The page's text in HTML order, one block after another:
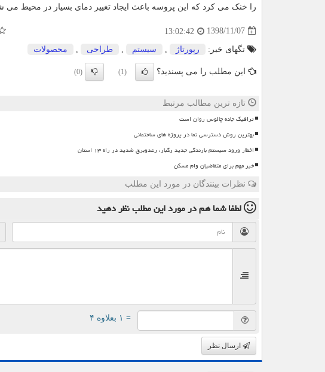
را خنک می کرد که این پروسه باعث ایجاد تغییر دمای بسیار در محیط می
1398/11/07
13:02:42
تگهای خبر: رپورتاژ سیستم طراحی محصولات
این مطلب را می پسندید؟ (1)
(0)
تازه ترین مطالب مرتبط
ترافیک جاده چالوس روان است
بهترین روش دسترسی نما در پروژه های ساختمانی
اخطار ورود سیستم بارندگی جدید رگبار، رعدوبرق شدید در راه ۱۳ استان
خبر مهم برای متقاضیان وام مسکن
نظرات بینندگان در مورد این مطلب
لطفا شما همدر مورد این مطلبنظر دهید
= ۱ بعلاوه ۴
ارسال نظر